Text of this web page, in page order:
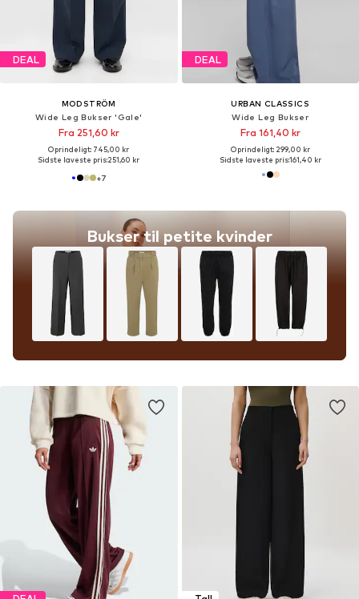
DEAL
MODSTRÖM
Wide Leg Bukser 'Gale'
Fra 251,60 kr
Oprindeligt: 745,00 kr
Sidste laveste pris:251,60 kr
+7
Bukser til petite kvinder
DEAL
URBAN CLASSICS
Wide Leg Bukser
Fra 161,40 kr
Oprindeligt: 299,00 kr
Sidste laveste pris:161,40 kr